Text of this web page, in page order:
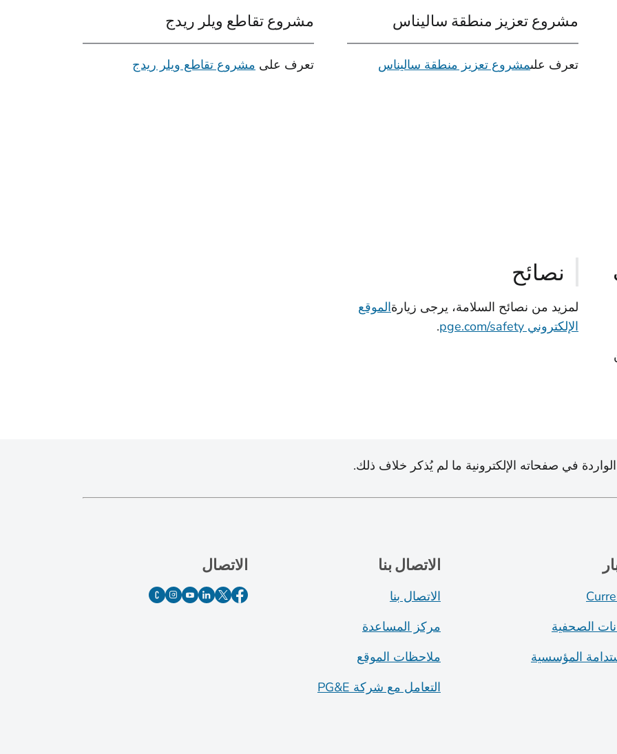
مشروع تعزيز منطقة ساليناس
تعرف علىمشروع تعزيز منطقة ساليناس
مشروع تقاطع ويلر ريدج
تعرف على مشروع تقاطع ويلر ريدج
نصائح
لمزيد من نصائح السلامة، يرجى زيارةالموقع
الإلكتروني pge.com/safety
.
في صفحاته الإلكترونية ما لم يُذكر خلاف ذلك.
الصحفية
المؤسسية
الاتصال بنا
الاتصال بنا
مركز المساعدة
ملاحظات الموقع
التعامل مع شركة PG&E
الاتصال